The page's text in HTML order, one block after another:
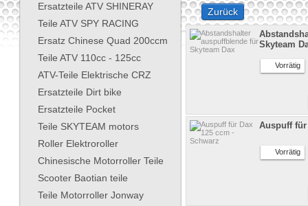
Ersatzteile ATV SHINERAY
Teile ATV SPY RACING
Ersatz Chinese Quad 200ccm
Teile ATV 110cc - 125cc
ATV-Teile Elektrische CRZ
Ersatzteile Dirt bike
Ersatzteile Pocket
Teile SKYTEAM motors
Roller Elektroroller
Chinesische Motorroller Teile
Scooter Baotian teile
Teile Motorroller Jonway
Zurück
Skyteam
Vorrätig
Auspuff für
Vorrätig